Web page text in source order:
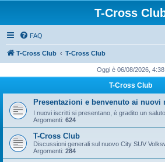
T-Cross
FAQ
T-Cross Club T-Cross Club
Oggi è 06/08/2026, 4:38
T-Cross Club
Presentazioni e benvenuto ai nuovi
I nuovi iscritti si presentano, è gradito un saluto
Argomenti: 624
T-Cross Club
Discussioni generali sul nuovo City SUV
Argomenti: 284